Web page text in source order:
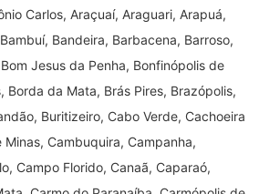
Carlos, Araçuaí, Araguari, Arapuá,
Bandeira, Barbacena, Barroso,
Jesus da Penha, Bonfinópolis de
Borda da Mata, Brás Pires, Brazópolis,
Buritizeiro, Cabo Verde, Cachoeira
Cambuquira, Campanha,
Campo Florido, Canaã, Caparaó,